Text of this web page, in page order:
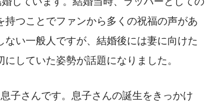
つことでファンから多くの祝福の声があ
い一般人ですが、結婚後には妻に向けた
していた姿勢が話題になりました。
子さんです。息子さんの誕生をきっかけ